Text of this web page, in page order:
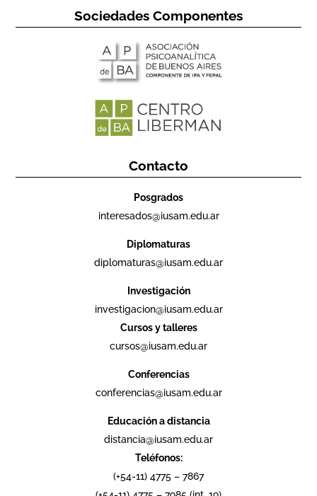
Sociedades Componentes
Contacto
Posgrados
interesados@iusam.edu.ar
Diplomaturas
diplomaturas@iusam.edu.ar
Investigación
investigacion@iusam.edu.ar
Cursos y talleres
cursos@iusam.edu.ar
Conferencias
conferencias@iusam.edu.ar
Educación a distancia
distancia@iusam.edu.ar
Teléfonos:
(+54-11) 4775 – 7867